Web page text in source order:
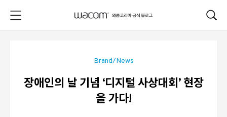
Brand/News
장애인의 날 기념 ‘디지털 사상대회’ 현장
을 가다!